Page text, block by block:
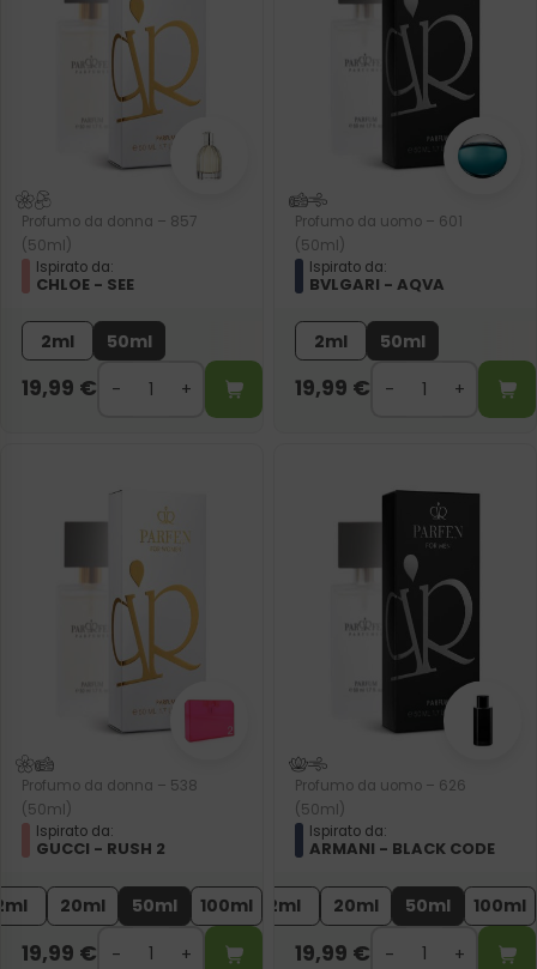
Profumo da donna – 857
(50ml)
Ispirato da:
CHLOE - SEE
2ml 50ml
19,99 €
Profumo da uomo – 601
(50ml)
Ispirato da:
BVLGARI - AQVA
2ml 50ml
19,99 €
Profumo da donna – 538
(50ml)
Ispirato da:
GUCCI - RUSH 2
20ml 50ml 100ml
19,99 €
Profumo da uomo – 626
(50ml)
Ispirato da:
ARMANI - BLACK CODE
2ml 20ml 50ml 100ml
19,99 €